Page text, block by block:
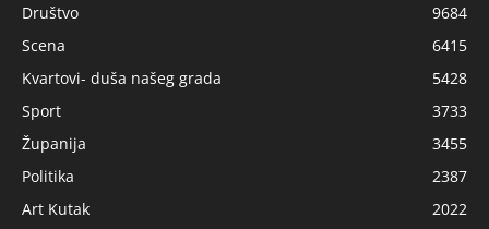
Društvo
9684
Scena
6415
Kvartovi- duša našeg grada
5428
Sport
3733
Županija
3455
Politika
2387
Art Kutak
2022